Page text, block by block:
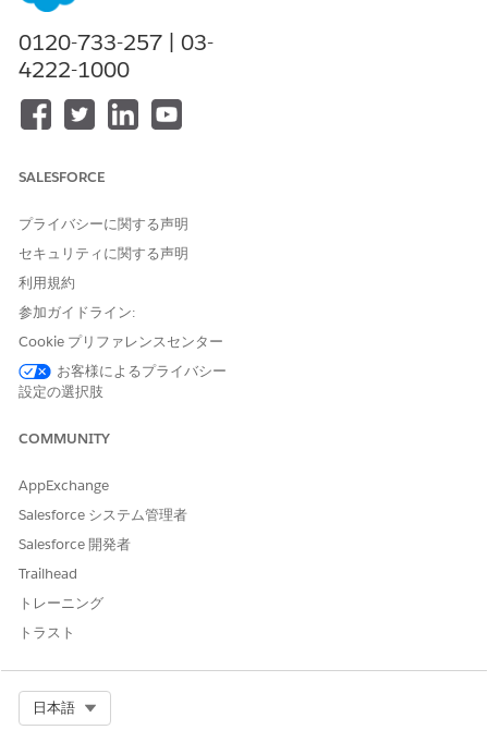
モバイルアプリケーション内から起動してアクセスします。
この記事で問題は解決されましたか?
0120-733-257 | 03-
4222-1000
SALESFORCE
プライバシーに関する声明
セキュリティに関する声明
利用規約
参加ガイドライン:
Cookie プリファレンスセンター
お客様によるプライバシー
設定の選択肢
COMMUNITY
AppExchange
Salesforce システム管理者
Salesforce 開発者
Trailhead
トレーニング
トラスト
日本語